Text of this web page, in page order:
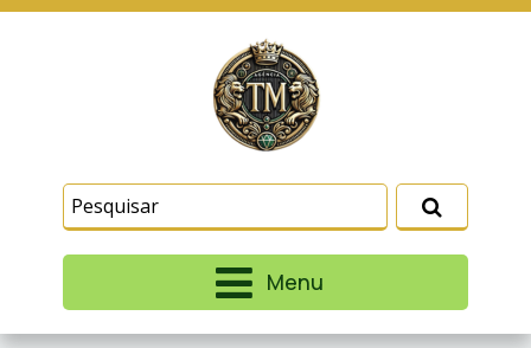
Menu
similares para lembrar e entender como você usa
nosso site, analisar seu uso de nossos produtos
e serviços, ajudar com nossos esforços de
marketing e fornecer conteúdo de terceiros. Leia
Termos e CondiçõesePolítica de